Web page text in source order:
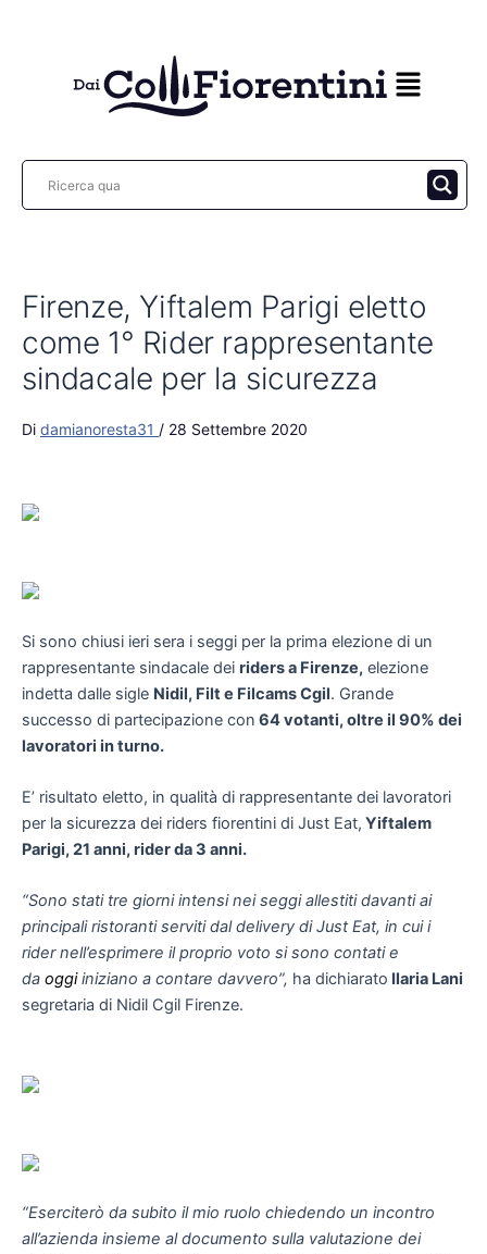
Firenze, Yiftalem Parigi eletto
come 1° Rider rappresentante
sindacale per la sicurezza
Di damianoresta31 / 28 Settembre 2020
Si sono chiusi ieri sera i seggi per la prima elezione di un
rappresentante sindacale dei riders a Firenze, elezione
indetta dalle sigle Nidil, Filt e Filcams Cgil. Grande
successo di partecipazione con 64 votanti, oltre il 90% dei
lavoratori in turno.
E’ risultato eletto, in qualità di rappresentante dei lavoratori
per la sicurezza dei riders fiorentini di Just Eat, Yiftalem
Parigi, 21 anni, rider da 3 anni.
“Sono stati tre giorni intensi nei seggi allestiti davanti ai
principali ristoranti serviti dal delivery di Just Eat, in cui i
rider nell’esprimere il proprio voto si sono contati e
da oggiiniziano a contare davvero”, ha dichiarato Ilaria Lani
segretaria di Nidil Cgil Firenze.
“Eserciterò da subito il mio ruolo chiedendo un incontro
all’azienda insieme al documento sulla valutazione dei